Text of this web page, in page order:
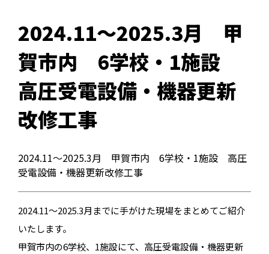
2024.11〜2025.3月 甲
賀市内 6学校・1施設
高圧受電設備・機器更新
改修工事
2024.11〜2025.3月 甲賀市内 6学校・1施設 高圧
受電設備・機器更新改修工事
2024.11〜2025.3月までに手がけた現場をまとめてご紹介
いたします。
甲賀市内の6学校、1施設にて、高圧受電設備・機器更新